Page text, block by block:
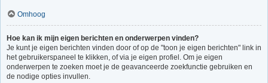
Omhoog
Hoe kan ik mijn eigen berichten en onderwerpen vinden?
Je kunt je eigen berichten vinden door of op de "toon je eigen berichten" link in
het gebruikerspaneel te klikken, of via je eigen profiel. Om je eigen
onderwerpen te zoeken moet je de geavanceerde zoekfunctie gebruiken en
de nodige opties invullen.